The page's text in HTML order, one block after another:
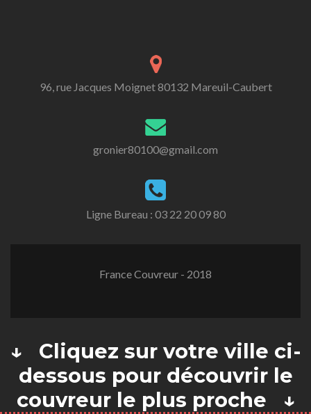
96, rue Jacques Moignet 80132 Mareuil-Caubert
gronier80100@gmail.com
Ligne Bureau : 03 22 20 09 80
France Couvreur - 2018
↓ Cliquez sur votre ville ci-
dessous pour découvrir le
couvreur le plus proche ↓